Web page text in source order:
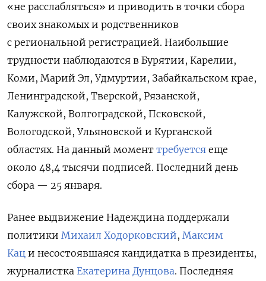
«не расслабляться» и приводить в точки сбора
своих знакомых и родственников
с региональной регистрацией. Наибольшие
трудности наблюдаются в Бурятии, Карелии,
Коми, Марий Эл, Удмуртии, Забайкальском крае,
Ленинградской, Тверской, Рязанской,
Калужской, Волгоградской, Псковской,
Вологодской, Ульяновской и Курганской
областях. На данный момент требуется еще
около 48,4 тысячи подписей. Последний день
сбора — 25 января.
Ранее выдвижение Надеждина поддержали
политики Михаил Ходорковский, Максим
Кац и несостоявшаяся кандидатка в президенты,
журналистка Екатерина Дунцова. Последняя